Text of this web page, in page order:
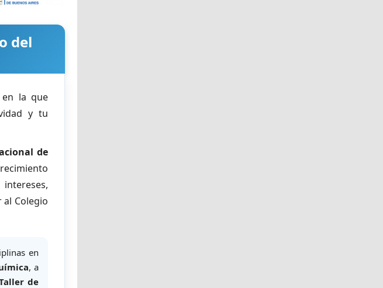
del
en la que
y tu
de
Colegio
en
, a
de